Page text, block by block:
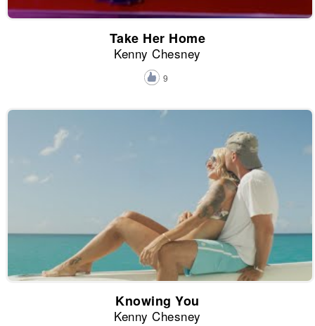
Take Her Home
Kenny Chesney
9
Knowing You
Kenny Chesney